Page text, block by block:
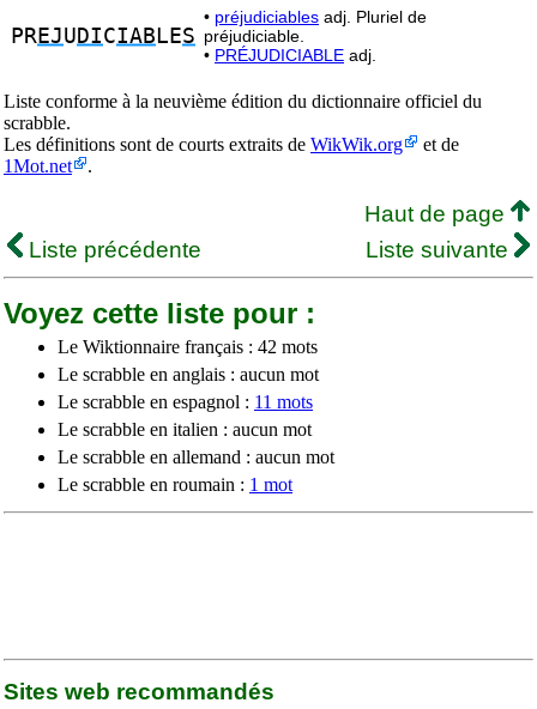
PREJU DICIAB LES
• préjudiciables adj. Pluriel de
préjudiciable.
• PRÉJUDICIABLE adj.
Liste conforme à la neuvième édition du dictionnaire officiel du
scrabble.
Les définitions sont de courts extraits de WikWik.org
et de
1Mot.net
.
Haut de page
Liste précédente
Liste suivante
Voyez cette liste pour :
Le Wiktionnaire français : 42 mots
Le scrabble en anglais : aucun mot
Le scrabble en espagnol : 11 mots
Le scrabble en italien : aucun mot
Le scrabble en allemand : aucun mot
Le scrabble en roumain : 1 mot
Sites web recommandés